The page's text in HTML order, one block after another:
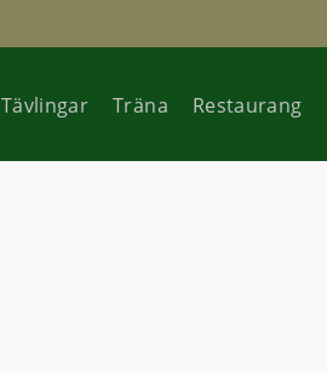
Tävlingar Träna Restaurang